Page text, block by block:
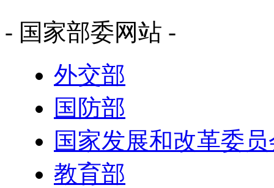
- 国家部委网站 -
外交部
国防部
国家发展和改革委
教育部